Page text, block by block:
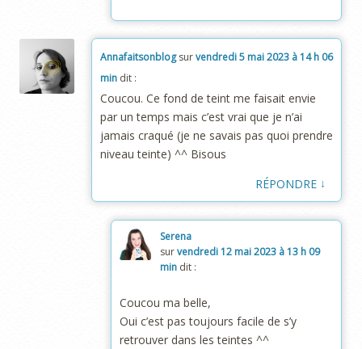
Annafaitsonblogsurvendredi 5 mai 2023 à 14 h 06
min dit :
Coucou. Ce fond de teint me faisait envie
par un temps mais c’est vrai que je n’ai
jamais craqué (je ne savais pas quoi prendre
niveau teinte) ^^ Bisous
RÉPONDRE ↓
Serena
survendredi 12 mai 2023 à 13 h 09
min dit :
Coucou ma belle,
Oui c’est pas toujours facile de s’y
retrouver dans les teintes ^^